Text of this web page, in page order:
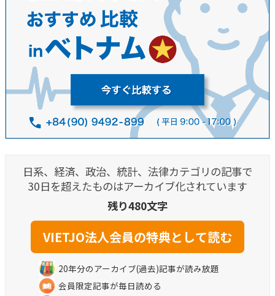
日系、経済、政治、統計、法律カテゴリの記事で
30日を超えたものはアーカイブ化されています
残り480文字
20年分のアーカイブ(過去)記事が読み放題
会員限定記事が毎日読める